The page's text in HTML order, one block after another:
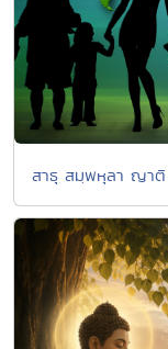
สาธุ สมฺพหุลา ญาติ